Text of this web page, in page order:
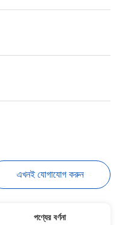
এখনই যোগাযোগ করুন
পণ্যের বর্ণনা